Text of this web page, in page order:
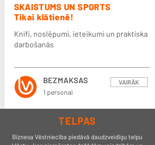
1 personai
BEZMAKSAS
SKAISTUMS UN SPORTS
Tikai klātienē!
Knifi, noslēpumi, ieteikumi un praktiska
darbošanās
VAIRĀK
TELPAS
Biznesa Vēstniecība piedāvā daudzveidīgu telpu